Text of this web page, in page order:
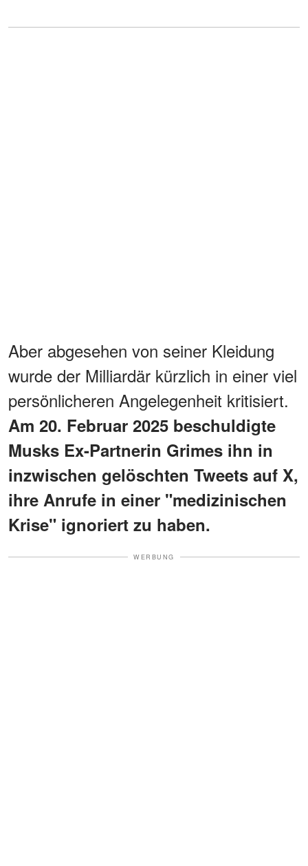
Aber abgesehen von seiner Kleidung
wurde der Milliardär kürzlich in einer viel
persönlicheren Angelegenheit kritisiert.
Am 20. Februar 2025 beschuldigte
Musks Ex-Partnerin Grimes ihn in
inzwischen gelöschten Tweets auf X,
ihre Anrufe in einer "medizinischen
Krise" ignoriert zu haben.
WERBUNG